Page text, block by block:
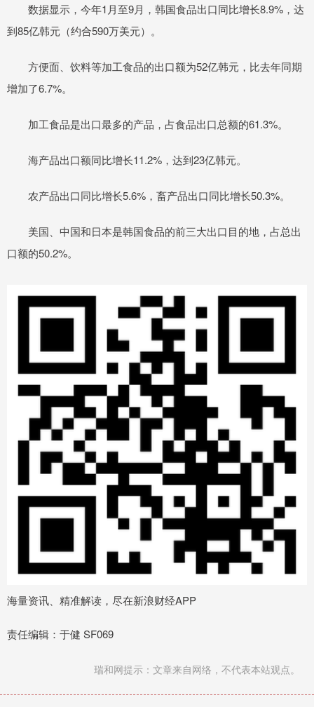
数据显示，今年1月至9月，韩国食品出口同比增长8.9%，达
到85亿韩元（约合590万美元）。
方便面、饮料等加工食品的出口额为52亿韩元，比去年同期
增加了6.7%。
加工食品是出口最多的产品，占食品出口总额的61.3%。
海产品出口额同比增长11.2%，达到23亿韩元。
农产品出口同比增长5.6%，畜产品出口同比增长50.3%。
美国、中国和日本是韩国食品的前三大出口目的地，占总出
口额的50.2%。
海量资讯、精准解读，尽在新浪财经APP
责任编辑：于健 SF069
瑞和网提示：文章来自网络，不代表本站观点。